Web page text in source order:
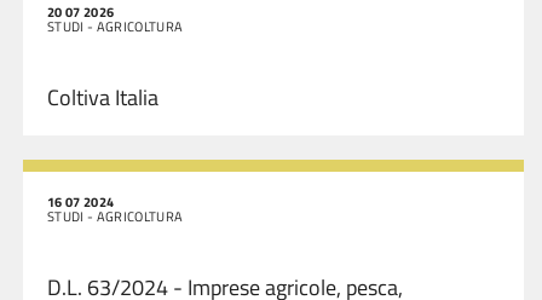
20 07 2026
STUDI - AGRICOLTURA
Coltiva Italia
16 07 2024
STUDI - AGRICOLTURA
D.L. 63/2024 - Imprese agricole, pesca,